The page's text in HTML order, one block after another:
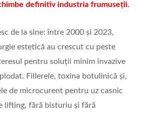
definitiv industria frumuseții.
de la sine: între 2000 și 2023,
estetică au crescut cu peste
pentru soluții minim invazive
Fillerele, toxina botulinică și,
de microcurent pentru uz casnic
lifting, fără bisturiu și fără